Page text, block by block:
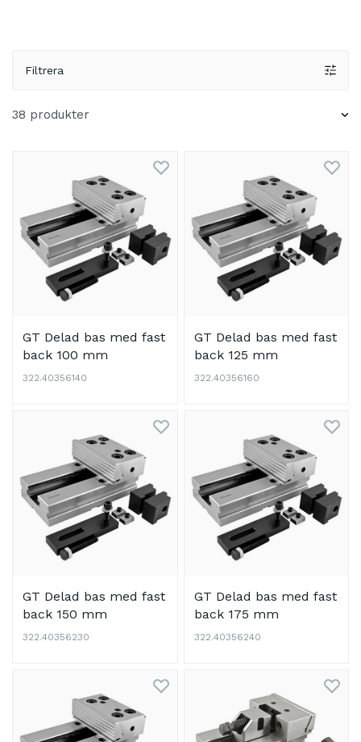
Filtrera
38 produkter
GT Delad bas med fast
back 100 mm
322.40356140
GT Delad bas med fast
back 125 mm
322.40356160
GT Delad bas med fast
back 150 mm
322.40356230
GT Delad bas med fast
back 175 mm
322.40356240